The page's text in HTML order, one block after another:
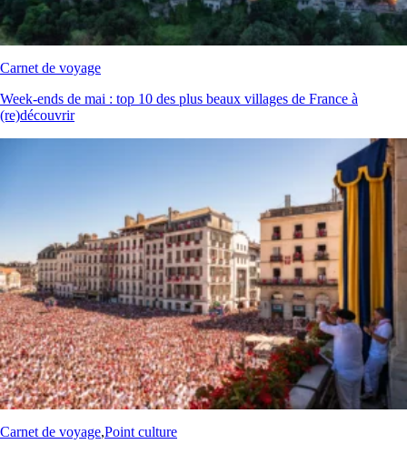
Carnet de voyage
Week‑ends de mai : top 10 des plus beaux villages de France à
(re)découvrir
Carnet de voyage,Point culture